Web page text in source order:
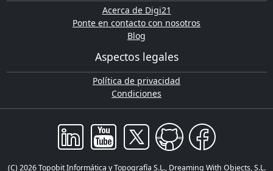
Acerca de Digi21
Ponte en contacto con nosotros
Blog
Aspectos legales
Política de privacidad
Condiciones
(C) 2026 Topobit Informática y Topografía S.L., Dreaming With Objects, S.L.